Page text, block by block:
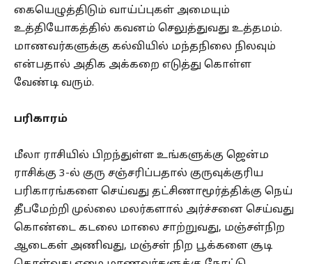
கையெழுத்திடும் வாய்ப்புகள் அமையும்
உத்தியோகத்தில் கவனம் செலுத்துவது உத்தமம்.
மாணவர்களுக்கு கல்வியில் மந்தநிலை நிலவும்
என்பதால் அதிக அக்கறை எடுத்து கொள்ள
வேண்டி வரும்.
பரிகாரம்
மீலா ராசியில் பிறந்துள்ள உங்களுக்கு ஜென்ம
ராசிக்கு 3-ல் குரு சஞ்சரிப்பதால் குருவுக்குரிய
பரிகாரங்களை செய்வது தட்சிணாமூர்த்திக்கு நெய்
தீபமேற்றி முல்லை மலர்களால் அர்ச்சனை செய்வது
கொண்டை கடலை மாலை சாற்றுவது, மஞ்சள்நிற
ஆடைகள் அணிவது, மஞ்சள் நிற பூக்களை சூடி